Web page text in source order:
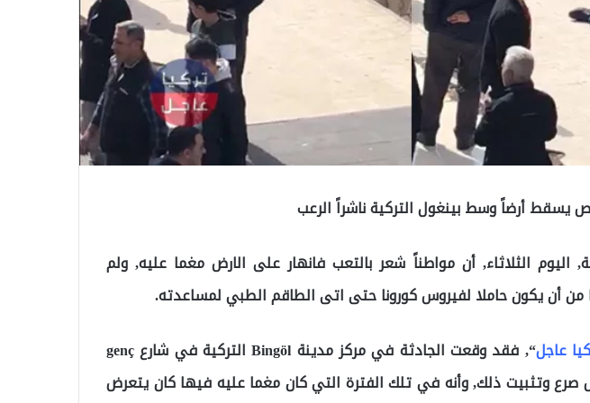
يسقط أرضاً وسط بينغول التركية ناشراً الرعب
اليوم الثلاثاء, أن مواطناً شعر بالتعب فانهار على الارض مغما عليه, ولم
أن يكون حاملا لفيروس كورونا حتى اتى الطاقم الطبي لمساعدته.
عاجل
“, فقد وقعت الجادثة في مركز مدينة Bingöl التركية في شارع genç
وتثبيت ذلك, وأنه في تلك الفترة التي كان مغما عليه فيها كان يتعرض